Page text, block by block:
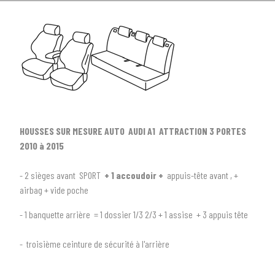
SÉLECTIONNEZ LE TYPE DE VOTRE VÉHICULE
Tous les types
HOUSSES SUR MESURE AUTO AUDI A1 ATTRACTION 3 PORTES
2010 à 2015
- 2 sièges avant SPORT + 1 accoudoir + appuis-tête avant , +
airbag + vide poche
- 1 banquette arrière = 1 dossier 1/3 2/3 + 1 assise + 3 appuis tête
- troisième ceinture de sécurité à l'arrière